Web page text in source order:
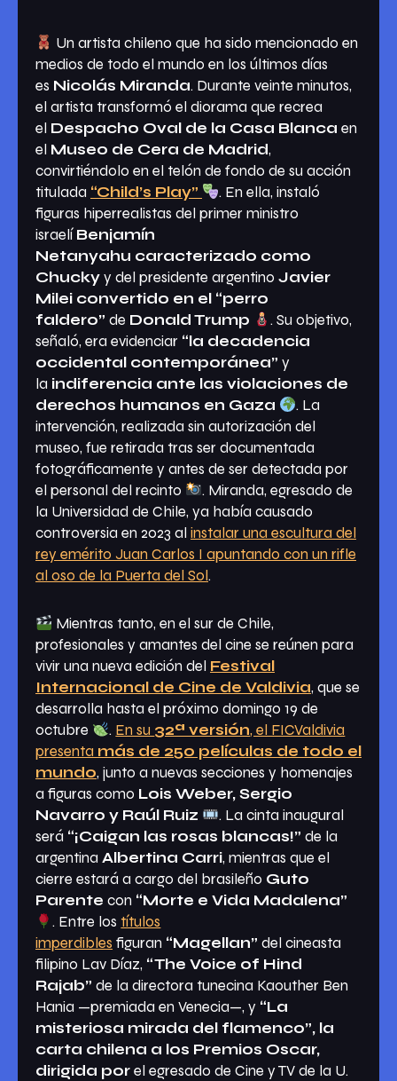
Un artista chileno que ha sido mencionado en
medios de todo el mundo en los últimos días
es Nicolás Miranda. Durante veinte minutos,
el artista transformó el diorama que recrea
el Despacho Oval de la Casa Blanca en
el Museo de Cera de Madrid,
convirtiéndolo en el telón de fondo de su acción
titulada “Child’s Play”
. En ella, instaló
figuras hiperrealistas del primer ministro
israelíBenjamín
Netanyahu caracterizado como
Chuckyy del presidente argentino Javier
Milei convertido en el “perro
faldero” de Donald Trump
. Su objetivo,
señaló, era evidenciar “la decadencia
occidental contemporánea” y
la indiferencia ante las violaciones de
derechos humanos en Gaza
. La
intervención, realizada sin autorización del
museo, fue retirada tras ser documentada
fotográficamente y antes de ser detectada por
el personal del recinto
. Miranda, egresado de
la Universidad de Chile, ya había causado
controversia en 2023 al instalar una escultura del
rey emérito Juan Carlos I apuntando con un rifle
al oso de la Puerta del Sol.
Mientras tanto, en el sur de Chile,
profesionales y amantes del cine se reúnen para
vivir una nueva edición del Festival
Internacional de Cine de Valdivia, que se
desarrolla hasta el próximo domingo 19 de
octubre
. En su 32ª versión, el FICValdivia
presenta más de 250 películas de todo el
mundo, junto a nuevas secciones y homenajes
a figuras como Lois Weber, Sergio
Navarro y Raúl Ruiz
. La cinta inaugural
será “¡Caigan las rosas blancas!” de la
argentina Albertina Carri, mientras que el
cierre estará a cargo del brasileño Guto
Parente con “Morte e Vida Madalena”
. Entre los títulos
imperdibles figuran “Magellan” del cineasta
filipino Lav Díaz, “The Voice of Hind
Rajab” de la directora tunecina Kaouther Ben
Hania —premiada en Venecia—, y “La
misteriosa mirada del flamenco”, la
carta chilena a los Premios Oscar,
dirigida porel egresado de Cine y TV de la U.